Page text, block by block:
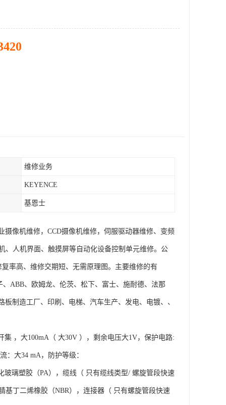
维修业务
KEYENCE
基恩士
像机维修，CCD摄像机维修，伺服驱动器维修、变频
、人机界面、触摸屏等自动化设备控制单元维修。公
率高、维修交期短、无需原理图。主要维修的有
ABB、欧姆龙、伦茨、松下、富士、施耐德、法那
制造工厂、印刷、电梯、汽车生产、发电、电镀、、
，大100mA（ 大30V ），剩余电压大1V，保护电路:
：大34 mA，防护等级：
璃塑胶（PA），缆线（ 只有缆线类型/ 螺旋管段快速
基丁二烯橡胶（NBR），连接器（ 只有螺旋管段快速